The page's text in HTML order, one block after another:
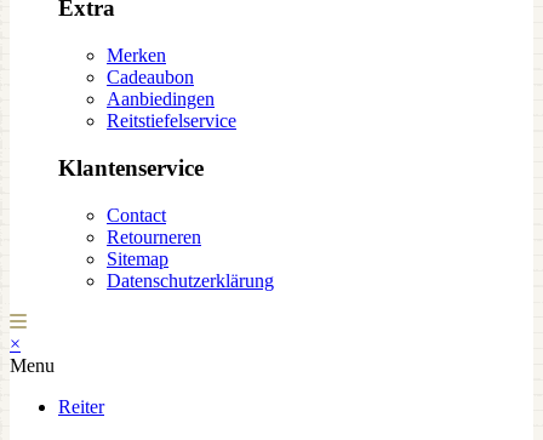
Extra
Merken
Cadeaubon
Aanbiedingen
Reitstiefelservice
Klantenservice
Contact
Retourneren
Sitemap
Datenschutzerklärung
×
Menu
Reiter